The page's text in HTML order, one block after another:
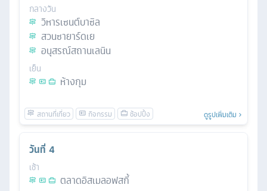
กลางวัน
วิหารเซนต์บาซิล
สวนซายาร์ดเย
อนุสรณ์สถานเลนิน
เย็น
ห้างกุม
ดูรูปเพิ่มเติม
วันที่ 4
เช้า
ตลาดอิสเมลอฟสกี้